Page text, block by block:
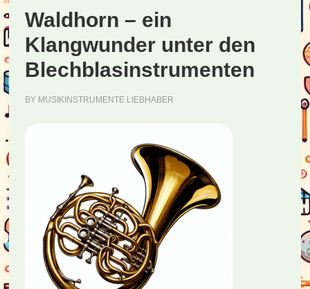
Waldhorn – ein
Klangwunder unter den
Blechblasinstrumenten
BY MUSIKINSTRUMENTE LIEBHABER